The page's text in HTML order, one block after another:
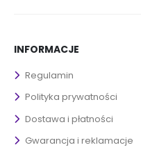
INFORMACJE
Regulamin
Polityka prywatności
Dostawa i płatności
Gwarancja i reklamacje